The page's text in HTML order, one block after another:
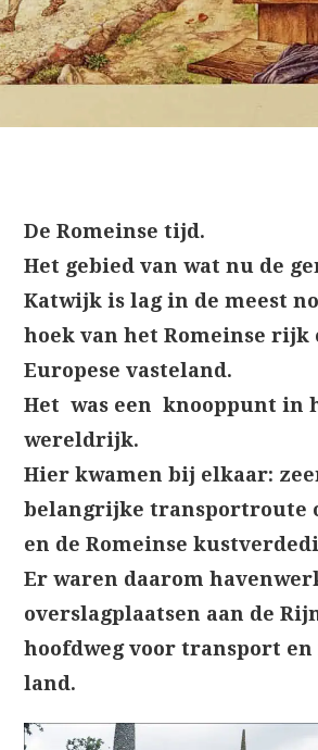
De Romeinse tijd.
Het gebied van wat nu de
Katwijk is lag in de meest
hoek van het Romeinse rijk
Europese vasteland.
Het was een knooppunt in
wereldrijk.
Hier kwamen bij elkaar:
belangrijke transportroute
en de Romeinse
Er waren daarom
overslagplaatsen aan de
hoofdweg voor transport
land.